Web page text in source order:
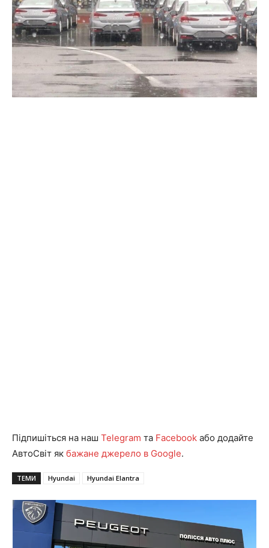
Підпишіться на наш Telegram та Facebook або додайте
АвтоСвіт як бажане джерело в Google.
ТЕМИ Hyundai Hyundai Elantra